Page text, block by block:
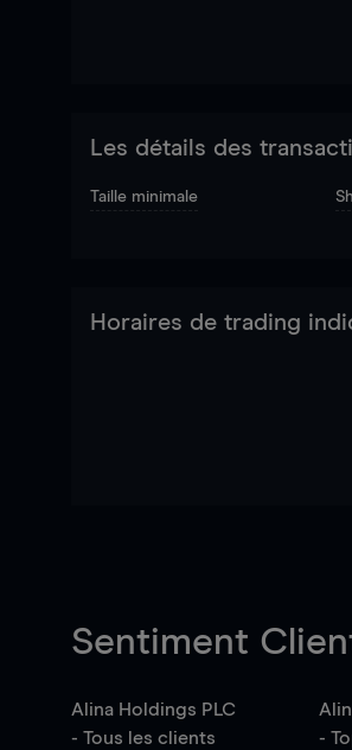
Les détails des
Taille minimale
Horaires de trading
Sentiment
Alina Holdings PLC
- Tous les clients
-